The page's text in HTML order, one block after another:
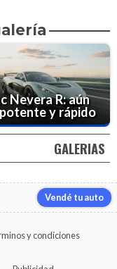
Nevera R: aún
y rápido
GALERIAS
Vendé tu auto
y condiciones